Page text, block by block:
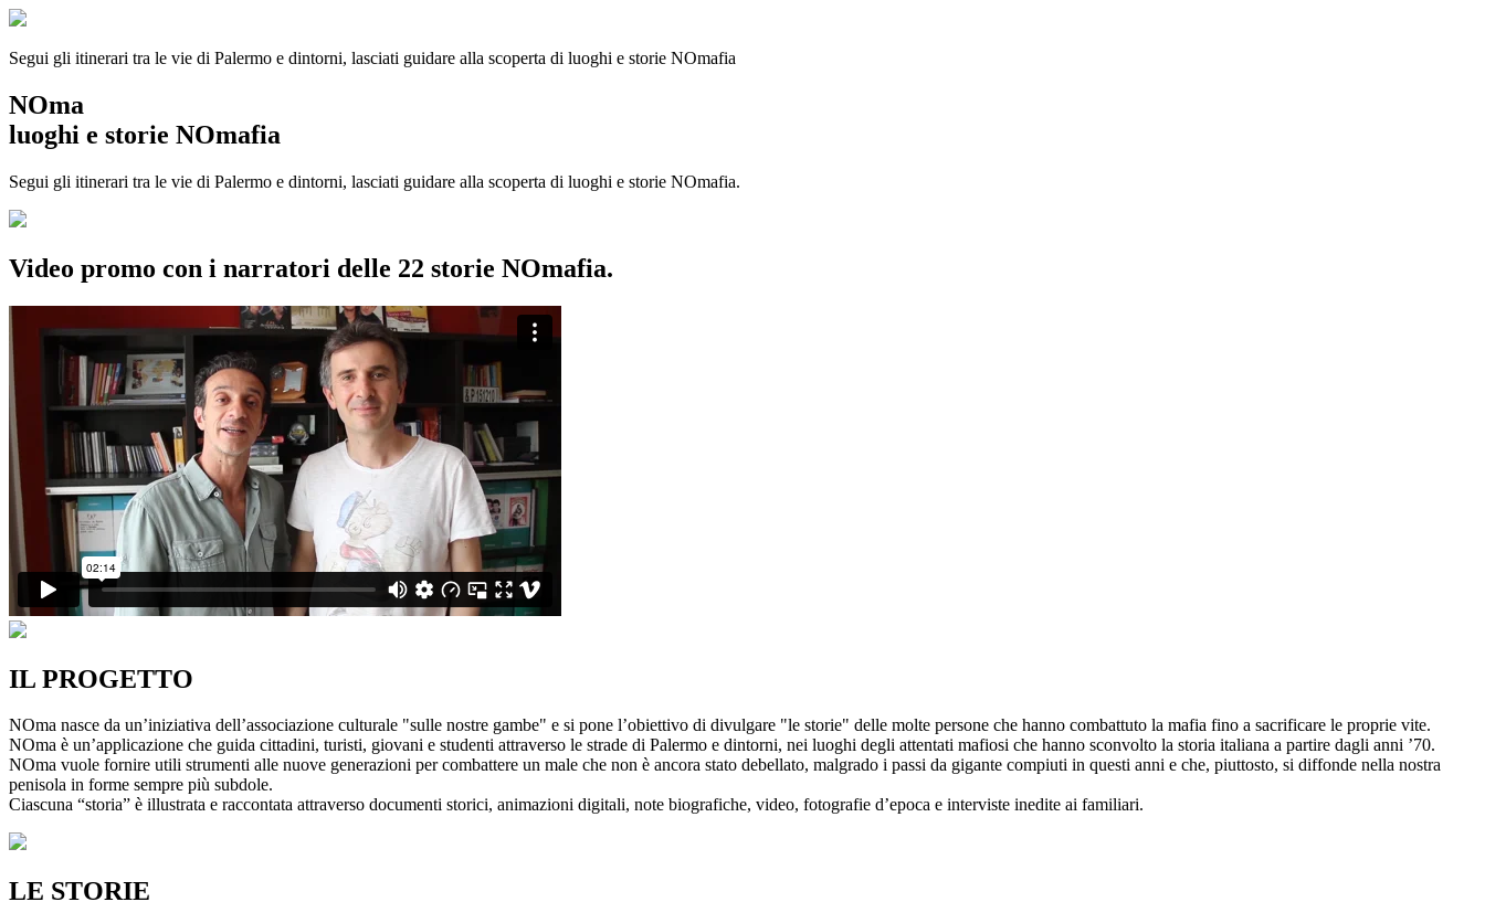
Segui gli itinerari tra le vie di Palermo e dintorni, lasciati guidare alla scoperta di luoghi e storie NOmafia
NOma
luoghi e storie NOmafia
Segui gli itinerari tra le vie di Palermo e dintorni, lasciati guidare alla scoperta di luoghi e storie NOmafia.
Video promo con i narratori delle 22 storie NOmafia.
IL PROGETTO
NOma nasce da un’iniziativa dell’associazione culturale "sulle nostre gambe" e si pone l’obiettivo di divulgare "le storie" delle molte persone che hanno combattuto la mafia fino a sacrificare le proprie vite.
NOma è un’applicazione che guida cittadini, turisti, giovani e studenti attraverso le strade di Palermo e dintorni, nei luoghi degli attentati mafiosi che hanno sconvolto la storia italiana a partire dagli anni ’70.
NOma vuole fornire utili strumenti alle nuove generazioni per combattere un male che non è ancora stato debellato, malgrado i passi da gigante compiuti in questi anni e che, piuttosto, si diffonde nella nostra
penisola in forme sempre più subdole.
Ciascuna “storia” è illustrata e raccontata attraverso documenti storici, animazioni digitali, note biografiche, video, fotografie d’epoca e interviste inedite ai familiari.
LE STORIE